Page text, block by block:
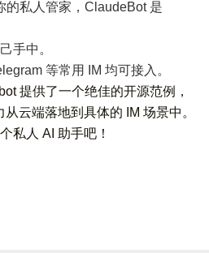
的私人管家，ClaudeBot 是
手中。
等常用 IM 均可接入。
提供了一个绝佳的开源范例，
云端落地到具体的 IM 场景中。
私人 AI 助手吧！